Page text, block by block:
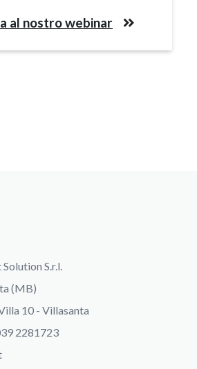
al nostro webinar
S.r.l.
(MB)
10 - Villasanta
2281723